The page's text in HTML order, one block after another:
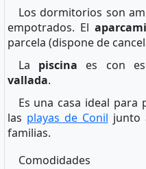
Los dormitorios son
empotrados. El
parcela (dispone de
La piscina es con
vallada.
Es una casa ideal para
las playas de Conil junto
familias.
Comodidades